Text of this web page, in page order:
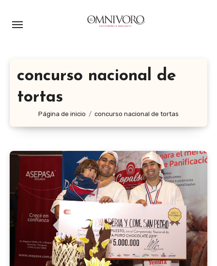
concurso nacional de
tortas
Página de inicio concurso nacional de tortas